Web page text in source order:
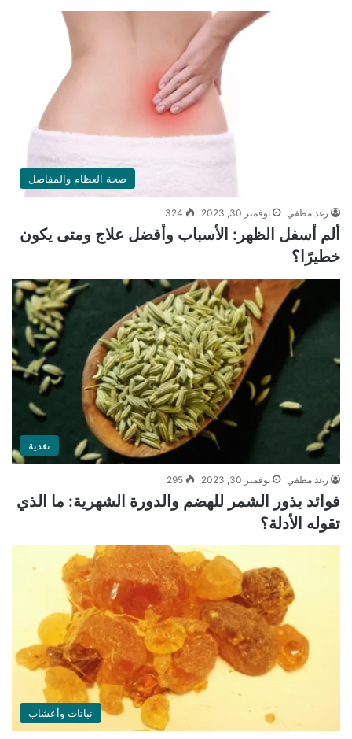
صحة العظام والمفاصل
رغد مطفي نوفمبر 30, 2023 324
ألم أسفل الظهر: الأسباب وأفضل علاج ومتى يكون
خطيرًا؟
تغذية
رغد مطفي نوفمبر 30, 2023 295
فوائد بذور الشمر للهضم والدورة الشهرية: ما الذي
تقوله الأدلة؟
نباتات وأعشاب